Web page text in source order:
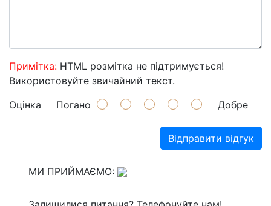
Примітка: HTML розмітка не підтримується!
Використовуйте звичайний текст.
Оцінка Погано Добре
Відправити відгук
МИ ПРИЙМАЄМО: